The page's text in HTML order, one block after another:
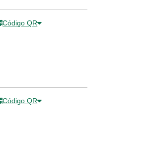
Código QR
Código QR